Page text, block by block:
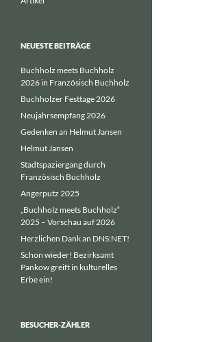
NEUESTE BEITRÄGE
Buchholz meets Buchholz
2026 in Französisch Buchholz
Buchholzer Festtage 2026
Neujahrsempfang 2026
Gedenken an Helmut Jansen
Helmut Jansen
Stadtspaziergang durch
Französisch Buchholz
Angerputz 2025
„Buchholz meets Buchholz“
2025 – Vorschau auf 2026
Herzlichen Dank an DNS:NET!
Schon wieder! Bezirksamt
Pankow greift in kulturelles
Erbe ein!
BESUCHER-ZÄHLER